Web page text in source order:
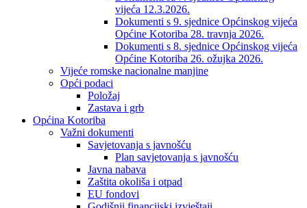
vijeća 12.3.2026.
Dokumenti s 9. sjednice Općinskog vijeća
Općine Kotoriba 28. travnja 2026.
Dokumenti s 8. sjednice Općinskog vijeća
Općine Kotoriba 26. ožujka 2026.
Vijeće romske nacionalne manjine
Opći podaci
Položaj
Zastava i grb
Općina Kotoriba
Važni dokumenti
Savjetovanja s javnošću
Plan savjetovanja s javnošću
Javna nabava
Zaštita okoliša i otpad
EU fondovi